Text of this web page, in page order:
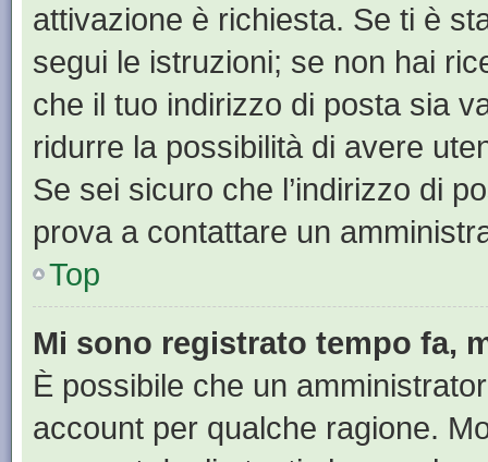
attivazione è richiesta. Se ti è
segui le istruzioni; se non hai
che il tuo indirizzo di posta sia
ridurre la possibilità di avere
Se sei sicuro che l’indirizzo di
prova a contattare un
Top
Mi sono registrato tempo fa,
È possibile che un
account per qualche ragione.